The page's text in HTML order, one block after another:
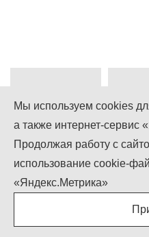
+7 (499)
Понедельник-
IGCOMPANY ©
Мы используем cookies
а также интернет-сервис
Продолжая работу с
использование cookie-
«Яндекс.Метрика»